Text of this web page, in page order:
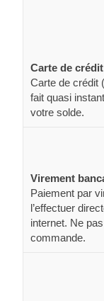
Carte de crédit
Carte de crédit
fait quasi
votre solde.
Virement
Paiement par
l’effectuer
internet. Ne
commande.